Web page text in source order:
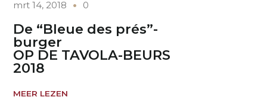
mrt 14, 2018 0
De “Bleue des prés”-
burger
OP DE TAVOLA-BEURS
2018
MEER LEZEN